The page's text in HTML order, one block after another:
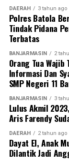
DAERAH 3 tahun ago
Polres Batola
Tindak Pidana
Terbatas
BANJARMASIN 2
Orang Tua Wajib
Informasi Dan
SMP Negeri 11
BANJARMASIN 3
Lulus Akmil
Aris Farendy
DAERAH 2 tahun ago
Dayat El, Anak
Dilantik Jadi